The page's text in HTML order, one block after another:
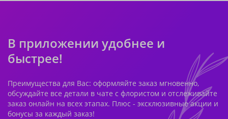
В приложении удобнее и
быстрее!
Преимущества для Вас: оформляйте заказ мгновенно,
обсуждайте все детали в чате с флористом и отслеживайте
заказ онлайн на всех этапах. Плюс - эксклюзивные акции и
бонусы за каждый заказ!